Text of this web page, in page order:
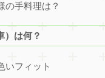
の手料理は？
）は何？
いフィット